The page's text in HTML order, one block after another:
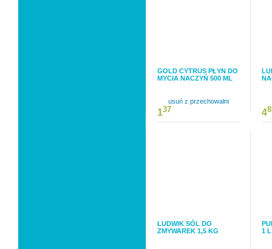
GOLD CYTRUS PŁYN DO
MYCIA NACZYŃ 500 ML
usuń z przechowalni
137 4
LUDWIK SÓL DO
ZMYWAREK 1,5 KG
1 L